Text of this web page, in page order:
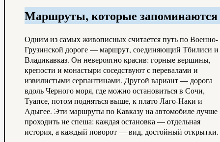
Маршруты, которые запоминаются
Одним из самых живописных считается путь по Военно-
Грузинской дороге — маршрут, соединяющий Тбилиси и
Владикавказ. Он невероятно красив: горные вершины,
крепости и монастыри соседствуют с перевалами и
извилистыми серпантинами. Другой вариант — дорога
вдоль Черного моря, где можно остановиться в Сочи,
Туапсе, потом подняться выше, к плато Лаго-Наки и
Адыгее. Эти маршруты по Кавказу на автомобиле лучше
проходить не спеша: каждая остановка — отдельная
история, а каждый поворот — вид, достойный открытки.